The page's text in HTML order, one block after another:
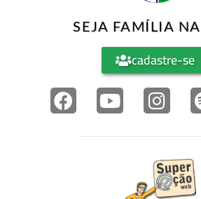
SEJA FAMÍLIA
cadastre-se